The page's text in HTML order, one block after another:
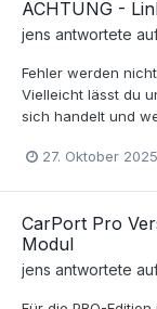
ACHTUNG -
jens antwortete
Fehler werden
Vielleicht lässt du
sich handelt und
27. Oktober 2025
CarPort Pro
Modul
jens antwortete